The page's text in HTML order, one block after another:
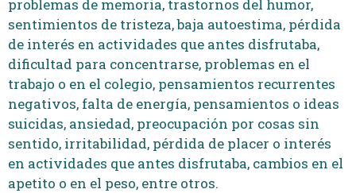
problemas de memoria, trastornos del humor,
sentimientos de tristeza, baja autoestima, pérdida
de interés en actividades que antes disfrutaba,
dificultad para concentrarse, problemas en el
trabajo o en el colegio, pensamientos recurrentes
negativos, falta de energía, pensamientos o ideas
suicidas, ansiedad, preocupación por cosas sin
sentido, irritabilidad, pérdida de placer o interés
en actividades que antes disfrutaba, cambios en el
apetito o en el peso, entre otros.